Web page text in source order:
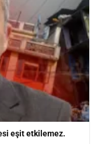
eşit etkilemez.